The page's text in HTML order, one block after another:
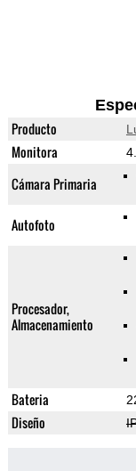
Producto
Monitora
Cámara Primaria
Autofoto
Procesador,
Almacenamiento
Bateria
Diseño